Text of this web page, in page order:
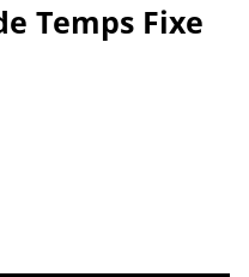
Temps Fixe